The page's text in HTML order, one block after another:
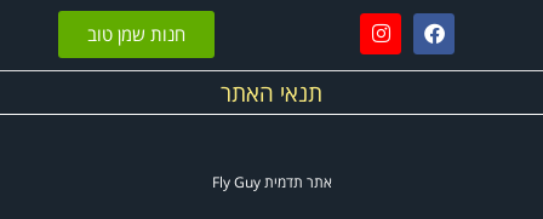
חנות שמן טוב
תנאי האתר
אתר תדמיתFly Guy